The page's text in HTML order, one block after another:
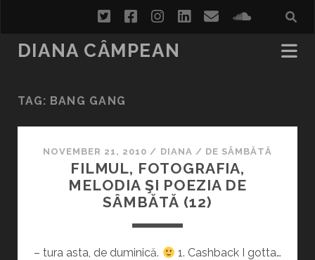
twitterfacebookinstagram
linkedin
email
DIANA CÂMPEAN
TAG: BANG GANG
NOVEMBER 21, 2010 / DIANA / DE SÂMBĂTĂ
FILMUL, FOTOGRAFIA,
MELODIA ŞI POEZIA DE
SÂMBĂTĂ (12)
– tura asta, de duminică. 1. Cashback I gotta…